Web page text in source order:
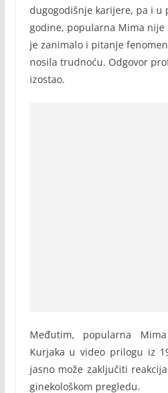
dugogodišnje karijere, pa i u
godine, popularna Mima
je zanimalo i pitanje
nosila trudnoću. Odgovor
izostao.
Međutim, popularna
Kurjaka u video prilogu iz
jasno može zaključiti
ginekološkom pregledu.